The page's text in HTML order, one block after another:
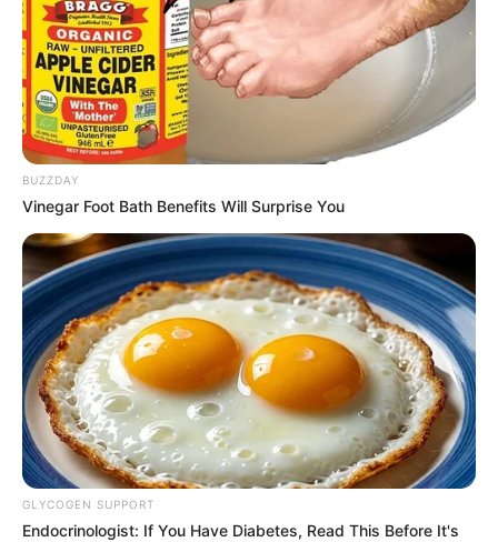
Bikin Ngakak, 10 Potret
Cosplay Murah Pakai Bahan
Seadanya
Anti Mainstream, 10 Cara
Membawa Barang Belanjaan
Versi Warga Thailand
BUZZDAY
Vinegar Foot Bath Benefits Will Surprise You
GLYCOGEN SUPPORT
Endocrinologist: If You Have Diabetes, Read This Before It's